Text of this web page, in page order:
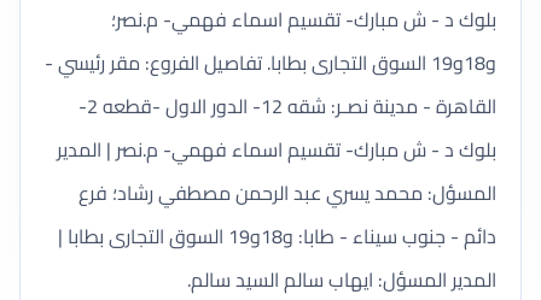
بلوك د - ش مبارك- تقسيم اسماء فهمي- م.نصر؛
و18و19 السوق التجارى بطابا. تفاصيل الفروع: مقر رئيسي -
القاهرة - مدينة نصـر: شقه 12- الدور الاول -قطعه 2-
بلوك د - ش مبارك- تقسيم اسماء فهمي- م.نصر | المدير
المسؤل: محمد يسري عبد الرحمن مصطفي رشاد؛ فرع
دائم - جنوب سيناء - طابا: و18و19 السوق التجارى بطابا |
المدير المسؤل: ايهاب سالم السيد سالم.